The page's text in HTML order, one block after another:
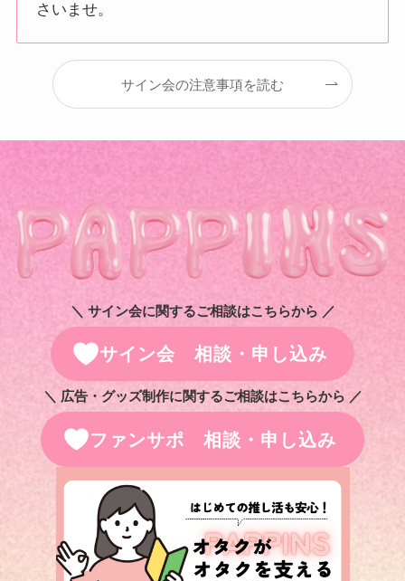
さいませ。
サイン会の注意事項を読む
＼ サイン会に関するご相談はこちらから ／
サイン会 相談・申し込み
＼ 広告・グッズ制作に関するご相談はこちらから ／
ファンサポ 相談・申し込み